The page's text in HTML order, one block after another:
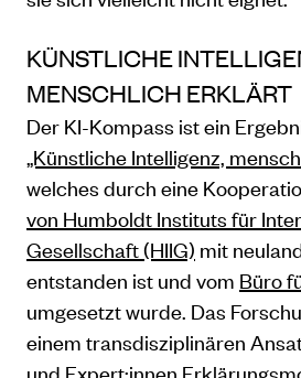
KÜNSTLICHE
MENSCHLICH ERKLÄRT
Der KI-Kompass ist ein
„Künstliche Intelligenz,
welches durch eine
von Humboldt Instituts für
Gesellschaft (HIIG) mit
entstanden ist und vom Büro
umgesetzt wurde. Das
einem transdisziplinären